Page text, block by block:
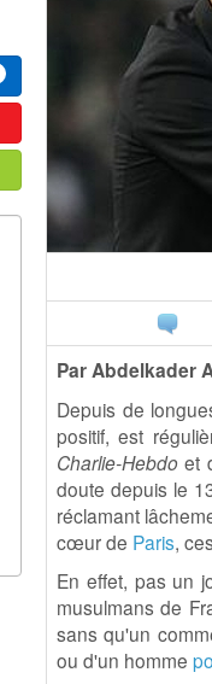
Par Abdelkader
Depuis de
positif, est
Charlie-Hebdoet
doute depuis le
réclamant
cœur de Paris,
En effet, pas un
musulmans de
sans qu'un
ou d'un homme